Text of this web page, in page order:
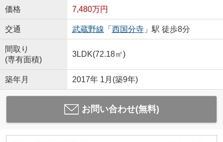
価格 7,480万円
交通 武蔵野線 「 西国分寺」駅 徒歩8分
間取り
(専有面積)
3LDK(72.18㎡)
築年月 2017年 1月(築9年)
お問い合わせ(無料)